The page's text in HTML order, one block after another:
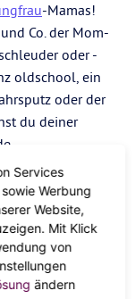
-Mamas!
Co. der Mom-
oder -
oldschool, ein
oder der
du deiner
und
da mit einer
könnt.
Win win!
Services
Werbung
Website,
Mit Klick
von
ändern